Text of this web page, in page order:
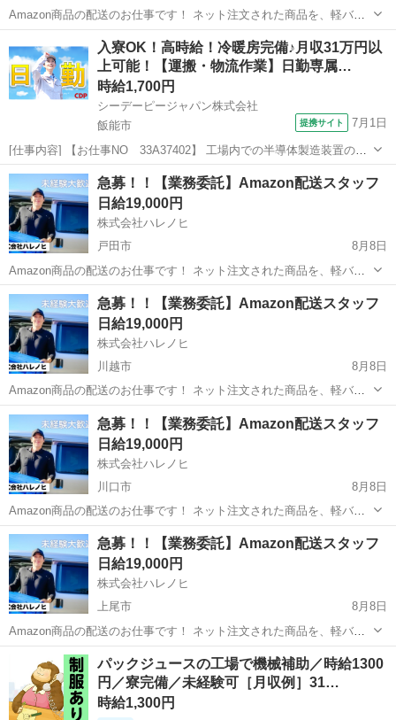
Amazon商品の配送のお仕事です！ ネット注文された商品を、軽バン
（軽自動車）でお客様宅へ配送していただきます。 置き配メインのた
め、対面対応は少なめです。 専用アプリを使用するので、土地勘がな
い方でも安心して配送でき...
配送 スタッフ
入寮OK！高時給！冷暖房完備♪月収31万円以
上可能！【運搬・物流作業】日勤専属…
時給1,700円
シーデーピージャパン株式会社
飯能市
提携サイト 7月1日
[仕事内容] 【お仕事NO 33A37402】 工場内での半導体製造装置の運
搬・物流作業 ■工場内物流・部品供給スタッフ■ 半導体装置を製造し
ている工場内で、 部材の仕分け・ピッキング・部品供給を行うお仕事
です！ 未経...
埼玉 飯能市 その他
急募！！【業務委託】Amazon配送スタッフ
日給19,000円
株式会社ハレノヒ
戸田市
8月8日
Amazon商品の配送のお仕事です！ ネット注文された商品を、軽バン
（軽自動車）でお客様宅へ配送していただきます。 置き配メインのた
め、対面対応は少なめです。 専用アプリを使用するので、土地勘がな
い方でも安心して配送でき...
埼玉 戸田市 配送 スタッフ
急募！！【業務委託】Amazon配送スタッフ
日給19,000円
株式会社ハレノヒ
川越市
8月8日
Amazon商品の配送のお仕事です！ ネット注文された商品を、軽バン
（軽自動車）でお客様宅へ配送していただきます。 置き配メインのた
め、対面対応は少なめです。 専用アプリを使用するので、土地勘がな
い方でも安心して配送でき...
埼玉 川越市 配送 スタッフ
急募！！【業務委託】Amazon配送スタッフ
日給19,000円
株式会社ハレノヒ
川口市
8月8日
Amazon商品の配送のお仕事です！ ネット注文された商品を、軽バン
（軽自動車）でお客様宅へ配送していただきます。 置き配メインのた
め、対面対応は少なめです。 専用アプリを使用するので、土地勘がな
い方でも安心して配送でき...
埼玉 川口市 配送 スタッフ
急募！！【業務委託】Amazon配送スタッフ
日給19,000円
株式会社ハレノヒ
上尾市
8月8日
Amazon商品の配送のお仕事です！ ネット注文された商品を、軽バン
（軽自動車）でお客様宅へ配送していただきます。 置き配メインのた
め、対面対応は少なめです。 専用アプリを使用するので、土地勘がな
い方でも安心して配送でき...
上尾市 配送 スタッフ
パックジュースの工場で機械補助／時給1300
円／寮完備／未経験可［月収例］31…
時給1,300円